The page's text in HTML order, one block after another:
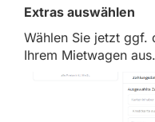
Extras auswählen
Wählen Sie jetzt ggf.
Ihrem Mietwagen aus.